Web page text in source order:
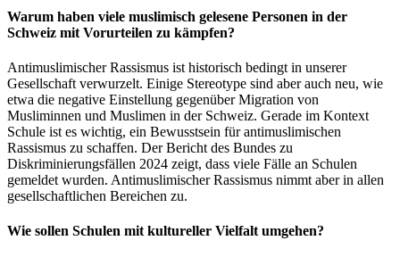
Warum haben viele muslimisch gelesene Personen in der
Schweiz mit Vorurteilen zu kämpfen?
Antimuslimischer Rassismus ist historisch bedingt in unserer
Gesellschaft verwurzelt. Einige Stereotype sind aber auch neu, wie
etwa die negative Einstellung gegenüber Migration von
Musliminnen und Muslimen in der Schweiz. Gerade im Kontext
Schule ist es wichtig, ein Bewusstsein für antimuslimischen
Rassismus zu schaffen. Der Bericht des Bundes zu
Diskriminierungsfällen 2024 zeigt, dass viele Fälle an Schulen
gemeldet wurden. Antimuslimischer Rassismus nimmt aber in allen
gesellschaftlichen Bereichen zu.
Wie sollen Schulen mit kultureller Vielfalt umgehen?